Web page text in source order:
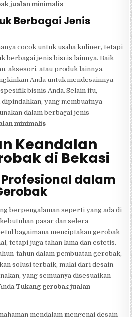
jualan minimalis
Berbagai Jenis
cocok untuk usaha kuliner, tetapi
berbagai jenis bisnis lainnya. Baik
aksesori, atau produk lainnya,
Anda untuk mendesainnya
bisnis Anda. Selain itu,
yang membuatnya
dalam berbagai jenis
minimalis
Keandalan
di Bekasi
dalam
berpengalaman seperti yang ada di
pasar dan selera
bagaimana menciptakan gerobak
tetapi juga tahan lama dan estetis.
tahun dalam pembuatan gerobak,
solusi terbaik, mulai dari desain
yang semuanya disesuaikan
Tukang gerobak jualan
mendalam mengenai desain